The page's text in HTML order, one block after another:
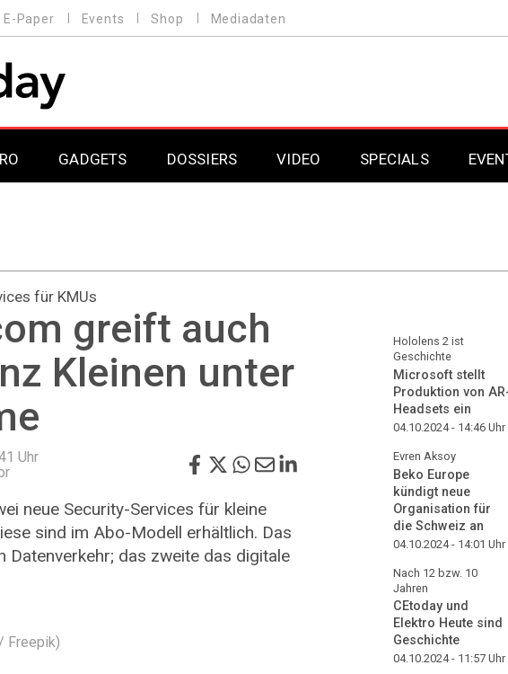
E-Paper Events Shop Mediadaten
GADGETS DOSSIERS
DAB+
VIDEO SPECIALS
Professional AV
Professional AV
für KMUs
greift auch
Kleinen unter
Uhr
neue Security-Services für kleine
sind im Abo-Modell erhältlich. Das
Datenverkehr; das zweite das digitale
Freepik)
Hololens 2 ist
Geschichte
Microsoft stellt
Produktion von
Headsets ein
04.10.2024 - 14:46 Uhr
Evren Aksoy
Beko Europe
kündigt neue
Organisation für
die Schweiz an
04.10.2024 - 14:01 Uhr
Nach 12 bzw. 10
Jahren
CEtoday und
Elektro Heute sind
Geschichte
04.10.2024 - 11:57 Uhr